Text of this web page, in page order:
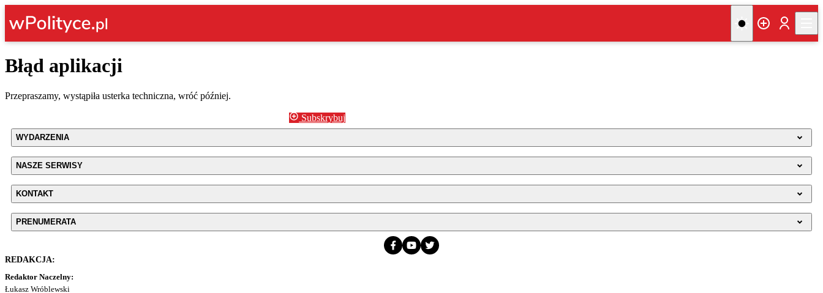
Błąd aplikacji
Przepraszamy, wystąpiła usterka techniczna, wróć później.
Subskrybuj
WYDARZENIA
NASZE SERWISY
KONTAKT
PRENUMERATA
REDAKCJA:
Redaktor Naczelny:
Łukasz Wróblewski